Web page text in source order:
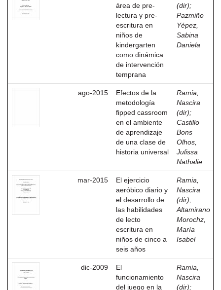
área de pre-
lectura y pre-
escritura en
niños de
kindergarten
como dinámica
de intervención
temprana
(dir);
Pazmiño
Yépez,
Sabina
Daniela
ago-2015
Efectos de la
metodología
fipped cassroom
en el ambiente
de aprendizaje
de una clase de
historia universal
Ramia,
Nascira
(dir);
Castillo
Bons
Olhos,
Julissa
Nathalie
mar-2015
El ejercicio
aeróbico diario y
el desarrollo de
las habilidades
de lecto
escritura en
niños de cinco a
seis años
Ramia,
Nascira
(dir);
Altamirano
Morochz,
María
Isabel
dic-2009
El
funcionamiento
del juego en la
Ramia,
Nascira
(dir);